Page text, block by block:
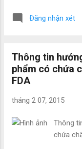
lại một trong hai
bò thường cũng dị
protein sữa bò
đay, viêm da, chàm),
khi sử dụng. Trường
nguy cơ tử vong cao.
nhầm với không
Đăng nhận xét
Thông tin
phẩm có chứa
FDA
tháng 2 07, 2015
Thông
chứa